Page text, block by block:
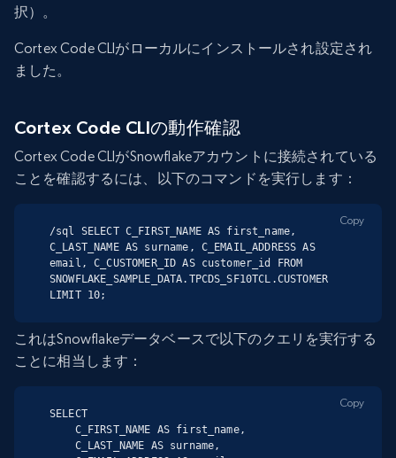
択）。
Cortex Code CLIがローカルにインストールされ設定され
ました。
Cortex Code CLIの動作確認
Cortex Code CLIがSnowflakeアカウントに接続されている
ことを確認するには、以下のコマンドを実行します：
/sql SELECT C_FIRST_NAME AS first_name,
C_LAST_NAME AS surname, C_EMAIL_ADDRESS AS
email, C_CUSTOMER_ID AS customer_id FROM
SNOWFLAKE_SAMPLE_DATA.TPCDS_SF10TCL.CUSTOMER
LIMIT 10;
Copy
これはSnowflakeデータベースで以下のクエリを実行する
ことに相当します：
SELECT
Copy